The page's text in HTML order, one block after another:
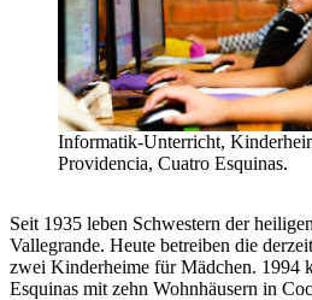
Informatik-Unterricht,
Providencia, Cuatro Esquinas.
Seit 1935 leben Schwestern der
Vallegrande. Heute betreiben die
zwei Kinderheime für Mädchen. 1994
Esquinas mit zehn Wohnhäusern in